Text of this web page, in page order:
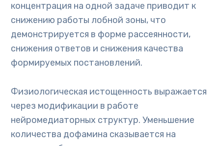
концентрация на одной задаче приводит к
снижению работы лобной зоны, что
демонстрируется в форме рассеянности,
снижения ответов и снижения качества
формируемых постановлений.
Физиологическая истощенность выражается
через модификации в работе
нейромедиаторных структур. Уменьшение
количества дофамина сказывается на